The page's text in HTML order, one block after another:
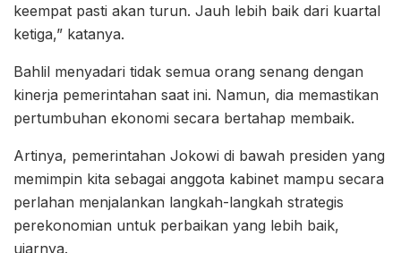
keempat pasti akan turun. Jauh lebih baik dari kuartal
ketiga,” katanya.
Bahlil menyadari tidak semua orang senang dengan
kinerja pemerintahan saat ini. Namun, dia memastikan
pertumbuhan ekonomi secara bertahap membaik.
Artinya, pemerintahan Jokowi di bawah presiden yang
memimpin kita sebagai anggota kabinet mampu secara
perlahan menjalankan langkah-langkah strategis
perekonomian untuk perbaikan yang lebih baik,
ujarnya.